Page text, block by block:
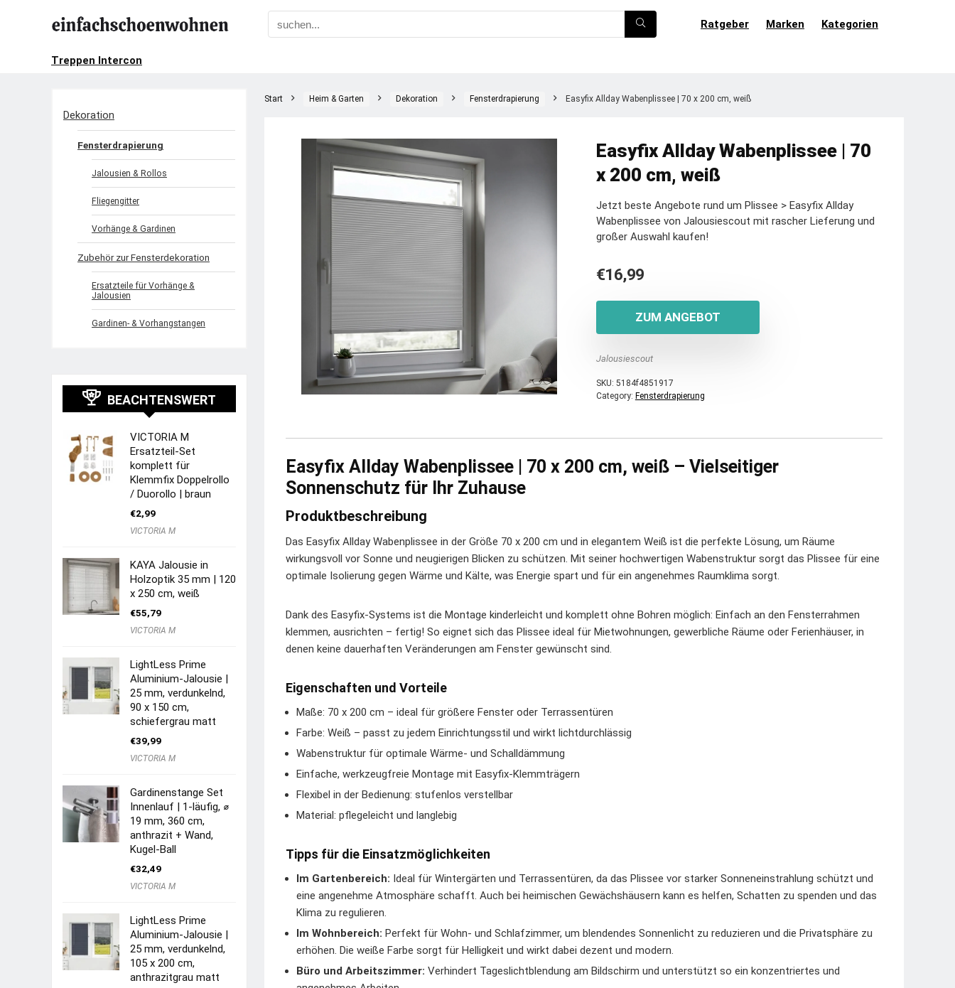
Ratgeber Marken Kategorien
Treppen Intercon
Start Heim & Garten Dekoration Fensterdrapierung Easyfix Allday Wabenplissee | 70 x 200 cm, weiß
Easyfix Allday Wabenplissee | 70
x 200 cm, weiß
Jetzt beste Angebote rund um Plissee > Easyfix Allday
Wabenplissee von Jalousiescout mit rascher Lieferung und
großer Auswahl kaufen!
€16,99
ZUM ANGEBOT
Jalousiescout
SKU: 5184f4851917
Category: Fensterdrapierung
Easyfix Allday Wabenplissee | 70 x 200 cm, weiß – Vielseitiger
Sonnenschutz für Ihr Zuhause
Produktbeschreibung
Das Easyfix Allday Wabenplissee in der Größe 70 x 200 cm und in elegantem Weiß ist die perfekte Lösung, um Räume
wirkungsvoll vor Sonne und neugierigen Blicken zu schützen. Mit seiner hochwertigen Wabenstruktur sorgt das Plissee für eine
optimale Isolierung gegen Wärme und Kälte, was Energie spart und für ein angenehmes Raumklima sorgt.
Dank des Easyfix-Systems ist die Montage kinderleicht und komplett ohne Bohren möglich: Einfach an den Fensterrahmen
klemmen, ausrichten – fertig! So eignet sich das Plissee ideal für Mietwohnungen, gewerbliche Räume oder Ferienhäuser, in
denen keine dauerhaften Veränderungen am Fenster gewünscht sind.
Eigenschaften und Vorteile
Maße: 70 x 200 cm – ideal für größere Fenster oder Terrassentüren
Farbe: Weiß – passt zu jedem Einrichtungsstil und wirkt lichtdurchlässig
Wabenstruktur für optimale Wärme- und Schalldämmung
Einfache, werkzeugfreie Montage mit Easyfix-Klemmträgern
Flexibel in der Bedienung: stufenlos verstellbar
Material: pflegeleicht und langlebig
Tipps für die Einsatzmöglichkeiten
Im Gartenbereich: Ideal für Wintergärten und Terrassentüren, da das Plissee vor starker Sonneneinstrahlung schützt und
eine angenehme Atmosphäre schafft. Auch bei heimischen Gewächshäusern kann es helfen, Schatten zu spenden und das
Klima zu regulieren.
Im Wohnbereich: Perfekt für Wohn- und Schlafzimmer, um blendendes Sonnenlicht zu reduzieren und die Privatsphäre zu
erhöhen. Die weiße Farbe sorgt für Helligkeit und wirkt dabei dezent und modern.
Büro und Arbeitszimmer: Verhindert Tageslichtblendung am Bildschirm und unterstützt so ein konzentriertes und
Dekoration
Fensterdrapierung
Jalousien & Rollos
Fliegengitter
Vorhänge & Gardinen
Zubehör zur Fensterdekoration
Ersatzteile für Vorhänge &
Jalousien
Gardinen- & Vorhangstangen
BEACHTENSWERT
VICTORIA M
Ersatzteil-Set
komplett für
Klemmfix Doppelrollo
/ Duorollo | braun
€2,99
VICTORIA M
KAYA Jalousie in
Holzoptik 35 mm | 120
x 250 cm, weiß
€55,79
VICTORIA M
LightLess Prime
Aluminium-Jalousie |
25 mm, verdunkelnd,
90 x 150 cm,
schiefergrau matt
€39,99
VICTORIA M
Gardinenstange Set
Innenlauf | 1-läufig, ⌀
19 mm, 360 cm,
anthrazit + Wand,
Kugel-Ball
€32,49
VICTORIA M
LightLess Prime
Aluminium-Jalousie |
25 mm, verdunkelnd,
105 x 200 cm,
anthrazitgrau matt